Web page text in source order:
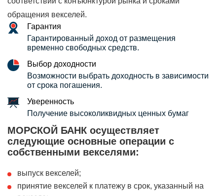
обращения векселей.
Гарантия
Гарантированный доход от размещения
временно свободных средств.
Выбор доходности
Возможности выбрать доходность в зависимости
от срока погашения.
Уверенность
Получение высоколиквидных ценных бумаг
МОРСКОЙ БАНК осуществляет
следующие основные операции с
собственными векселями:
выпуск векселей;
принятие векселей к платежу в срок, указанный на